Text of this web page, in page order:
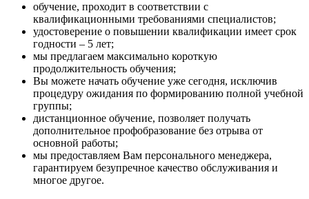
обучение, проходит в соответствии с
квалификационными требованиями специалистов;
удостоверение о повышении квалификации имеет срок
годности – 5 лет;
мы предлагаем максимально короткую
продолжительность обучения;
Вы можете начать обучение уже сегодня, исключив
процедуру ожидания по формированию полной учебной
группы;
дистанционное обучение, позволяет получать
дополнительное профобразование без отрыва от
основной работы;
мы предоставляем Вам персонального менеджера,
гарантируем безупречное качество обслуживания и
многое другое.